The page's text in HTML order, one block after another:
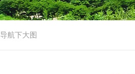
导航下大图